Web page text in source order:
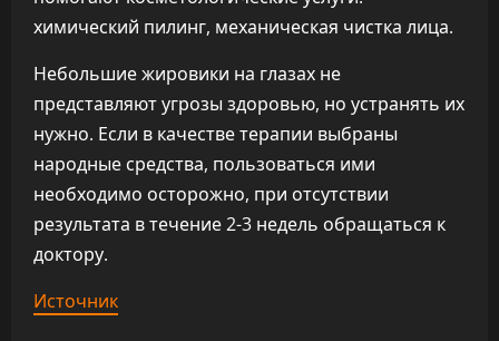
химический пилинг, механическая чистка лица.
Небольшие жировики на глазах не
представляют угрозы здоровью, но устранять их
нужно. Если в качестве терапии выбраны
народные средства, пользоваться ими
необходимо осторожно, при отсутствии
результата в течение 2-3 недель обращаться к
доктору.
Источник